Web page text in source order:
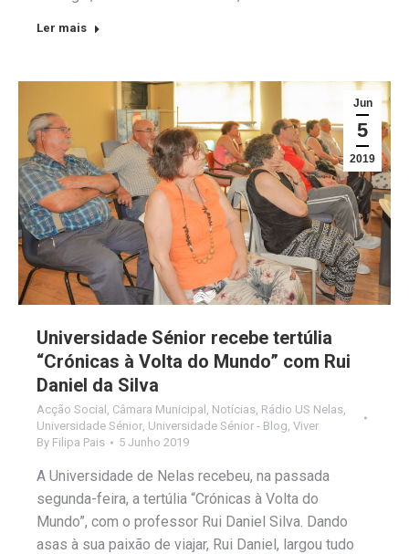
Ler mais
Jun
5
2019
Universidade Sénior recebe tertúlia
“Crónicas à Volta do Mundo” com Rui
Daniel da Silva
Acção Social Câmara Municipal Notícias Rádio US Nelas
Universidade Sénior Universidade Sénior - Blog Viver
By Filipa Pais 5 Junho 2019
A Universidade de Nelas recebeu, na passada
segunda-feira, a tertúlia “Crónicas à Volta do
Mundo”, com o professor Rui Daniel Silva. Dando
asas à sua paixão de viajar, Rui Daniel, largou tudo